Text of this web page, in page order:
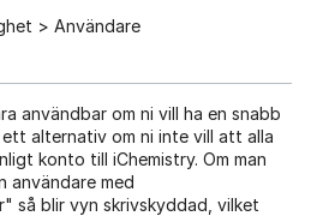
> Användare
användbar om ni vill ha en snabb
alternativ om ni inte vill att alla
konto till iChemistry. Om man
användare med
så blir vyn skrivskyddad, vilket